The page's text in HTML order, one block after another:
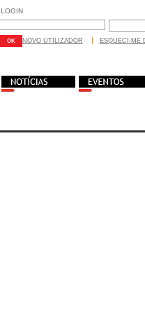
LOGIN
NOVO UTILIZADOR ESQUECI-ME